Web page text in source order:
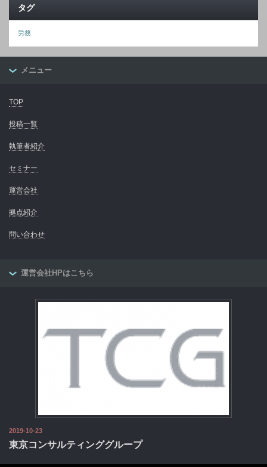
タグ
労務
メニュー
TOP
投稿一覧
執筆者紹介
セミナー
運営会社
拠点紹介
問い合わせ
運営会社HPはこちら
2019-10-23
東京コンサルティンググループ